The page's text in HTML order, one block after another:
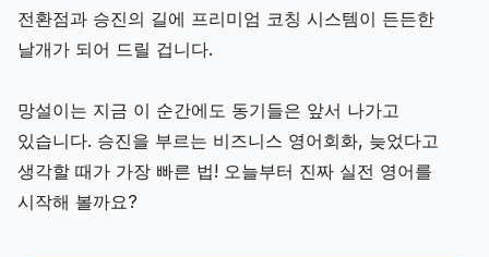
전환점과 승진의 길에 프리미엄 코칭 시스템이 든든한
날개가 되어 드릴 겁니다.
망설이는 지금 이 순간에도 동기들은 앞서 나가고
있습니다. 승진을 부르는 비즈니스 영어회화, 늦었다고
생각할 때가 가장 빠른 법! 오늘부터 진짜 실전 영어를
시작해 볼까요?